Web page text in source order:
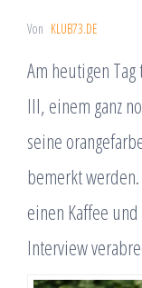
Von KLUB73.DE
Am heutigen
III, einem ganz
seine
bemerkt
einen Kaffee
Interview